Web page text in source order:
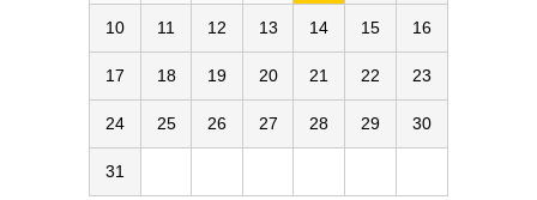
10 11 12 13 14 15 16
17 18 19 20 21 22 23
24 25 26 27 28 29 30
31